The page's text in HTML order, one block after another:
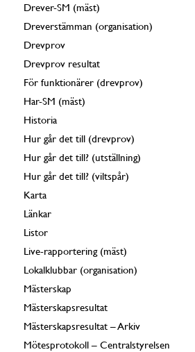
Drever-SM (mäst)
Dreverstämman (organisation)
Drevprov
Drevprov resultat
För funktionärer (drevprov)
Har-SM (mäst)
Historia
Hur går det till (drevprov)
Hur går det till? (utställning)
Hur går det till? (viltspår)
Karta
Länkar
Listor
Live-rapportering (mäst)
Lokalklubbar (organisation)
Mästerskap
Mästerskapsresultat
Mästerskapsresultat – Arkiv
Mötesprotokoll – Centralstyrelsen